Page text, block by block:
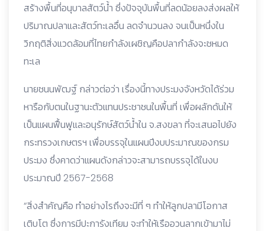
สร้างพื้นที่อนุบาลสัตว์น้ำ ซึ่งปัจจุบันพื้นที่ลดน้อยลงส่งผลให้
ปริมาณปลาและสัตว์ทะเลอื่น ลดจำนวนลง จนเป็นหนึ่งใน
วิกฤติสิ่งแวดล้อมที่ไทยกำลังเผชิญคือปลากำลังจะชหมด
ทะเล
นายชนนพัฒฐ์ กล่าวต่อว่า เรื่องนี้ทางประมงจังหวัดได้ร่วม
หารือกับตนในฐานะตัวแทนประชาชนในพื้นที่ เพื่อผลักดันให้
เป็นแผนฟื้นฟูและอนุรักษ์สัตว์น้ำใน จ.สงขลา ที่จะเสนอไปยัง
กระทรวงเกษตรฯ เพื่อบรรจุในแผนปีงบประมาณของกรม
ประมง ซึ่งคาดว่าแผนดังกล่าวจะสามารถบรรจุได้ในงบ
ประมาณปี 2567-2568
“สิ่งสำคัญคือ ทำอย่างไรถึงจะมีที่ ๆ ทำให้ลูกปลามีโอกาส
เติบโต ซึ่งการมีปะการังเทียม จะทำให้เรืออวนลากเข้ามาไม่